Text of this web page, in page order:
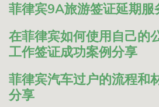
菲律宾9A旅游签证延期服
在菲律宾如何使用自己的
工作签证成功案例分享
菲律宾汽车过户的流程和
分享